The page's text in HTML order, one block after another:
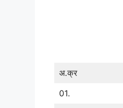
अ.क्र
01.